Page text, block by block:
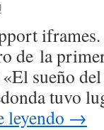
iframes.
de la
sueño
tuvo
leyendo →